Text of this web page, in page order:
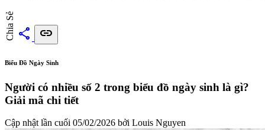
Chia Sẻ share link
Biểu Đồ Ngày Sinh
Người có nhiều số 2 trong biểu đồ ngày sinh là gì?
Giải mã chi tiết
Cập nhật lần cuối 05/02/2026 bởi Louis Nguyen